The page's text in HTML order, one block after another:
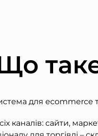
для ecommerce
каналів: сайти,